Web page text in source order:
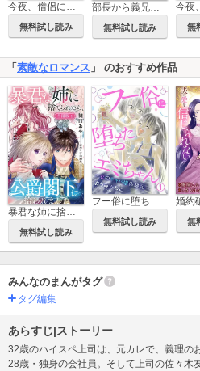
今夜、僧侶に抱かれます。
無料試し読み
部長から義兄、そして恋人!?【単行本版】
無料試し読み 無
「 素敵なロマンス 」 のおすすめ作品
暴君な姉に捨てられたら、公爵閣下に拾われました【合冊版】
無料試し読み
無料試し読み 無
みんなのまんがタグ
タグ編集
あらすじ|ストーリー
32歳のハイスペ上司は、元カレで、義理の
28歳・独身の会社員。そして上司の佐々木